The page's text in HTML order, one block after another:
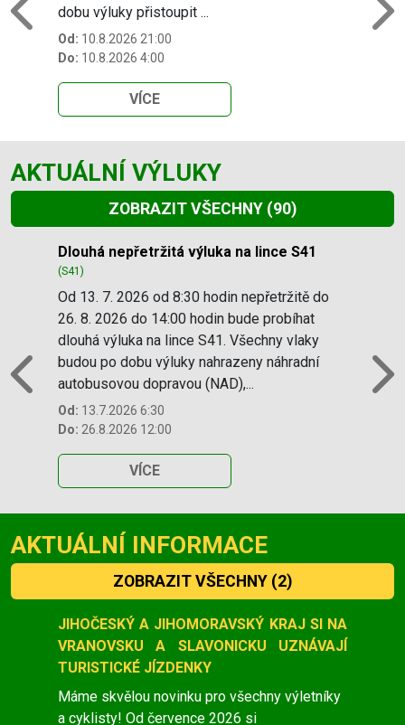
dobu výluky přistoupit ...
Od: 10.8.2026 21:00
Do: 10.8.2026 4:00
VÍCE
Previous
AKTUÁLNÍ VÝLUKY
ZOBRAZIT VŠECHNY (90)
Slide 1 of 90
Dlouhá nepřetržitá výluka na lince S41
(S41)
Od 13. 7. 2026 od 8:30 hodin nepřetržitě do
26. 8. 2026 do 14:00 hodin bude probíhat
dlouhá výluka na lince S41. Všechny vlaky
budou po dobu výluky nahrazeny náhradní
autobusovou dopravou (NAD),...
Od: 13.7.2026 6:30
Do: 26.8.2026 12:00
VÍCE
Previous
AKTUÁLNÍ INFORMACE
ZOBRAZIT VŠECHNY (2)
Slide 1 of 2
JIHOČESKÝ A JIHOMORAVSKÝ KRAJ SI NA
VRANOVSKU A SLAVONICKU UZNÁVAJÍ
TURISTICKÉ JÍZDENKY
Máme skvělou novinku pro všechny výletníky
a cyklisty! Od července 2026 si